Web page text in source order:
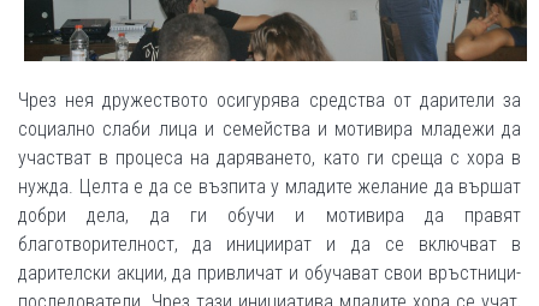
Чрез нея дружеството осигурява средства от дарители за
социално слаби лица и семейства и мотивира младежи да
участват в процеса на даряването, като ги среща с хора в
нужда. Целта е да се възпита у младите желание да вършат
добри дела, да ги обучи и мотивира да правят
благотворителност, да инициират и да се включват в
дарителски акции, да привличат и обучават свои връстници-